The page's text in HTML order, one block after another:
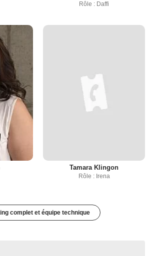
Rôle : Daffi
Tamara Klingon
Rôle : Irena
complet et équipe technique